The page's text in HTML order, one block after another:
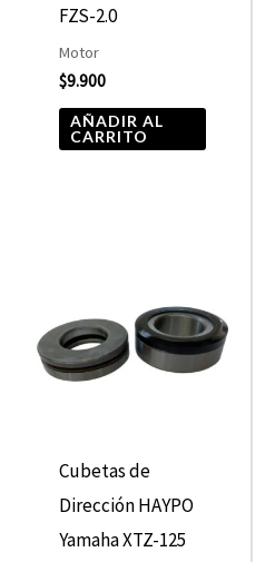
FZS-2.0
Motor
$9.900
AÑADIR AL
CARRITO
Cubetas de
Dirección HAYPO
Yamaha XTZ-125